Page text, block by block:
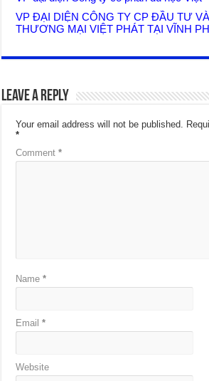
VP ĐẠI DIỆN CÔNG TY CP ĐẦU TƯ
THƯƠNG MẠI VIỆT PHÁT TẠI VĨNH
Leave a Reply
Your email address will not be published.
*
Comment*
Name*
Email*
Website